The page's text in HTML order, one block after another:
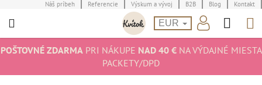
na
Náš príbeh Referencie Výskum a vývoj B2B Blog Kontakt
EUR
POŠTOVNÉ ZDARMAPRI NÁKUPE NAD 40 €NA VÝDAJNÉ MIESTA
PACKETY/DPD